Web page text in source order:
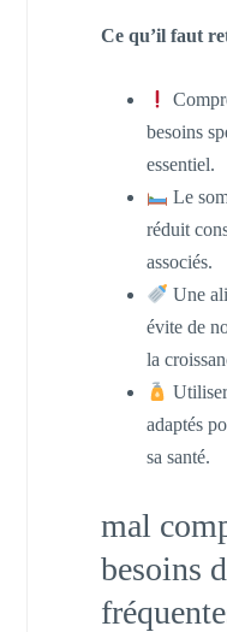
Ce qu’il faut
besoins
essentiel.
Le
réduit
associés.
Une
évite de
la
adaptés
sa santé.
mal
besoins